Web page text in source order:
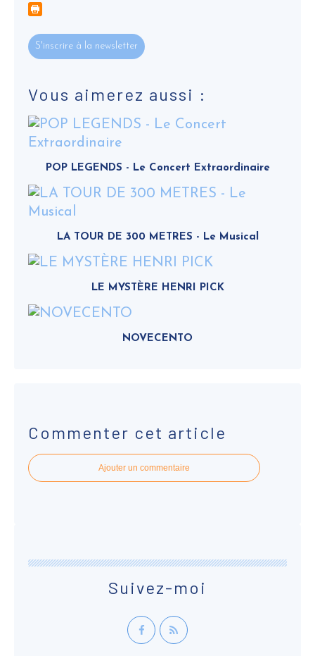
S'inscrire à la newsletter
Vous aimerez aussi :
POP LEGENDS - Le Concert Extraordinaire
LA TOUR DE 300 METRES - Le Musical
LE MYSTÈRE HENRI PICK
NOVECENTO
Commenter cet article
Ajouter un commentaire
Suivez-moi